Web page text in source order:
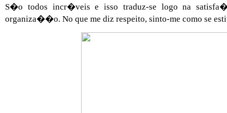
S�o todos incr�veis e isso traduz-se logo na
organiza��o. No que me diz respeito, sinto-me como se